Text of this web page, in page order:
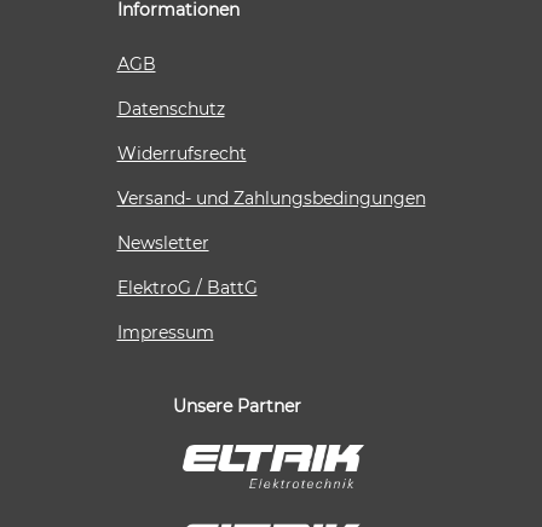
Informationen
AGB
Datenschutz
Widerrufsrecht
Versand- und Zahlungsbedingungen
Newsletter
ElektroG / BattG
Impressum
Unsere Partner